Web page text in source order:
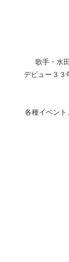
歌手・水
デビュー３３
各種イベント